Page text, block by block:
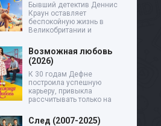
Бывший детектив Деннис
Краун оставляет
беспокойную жизнь в
Великобритании и
Возможная любовь
(2026)
К 30 годам Дефне
построила успешную
карьеру, привыкла
рассчитывать только на
След (2007-2025)